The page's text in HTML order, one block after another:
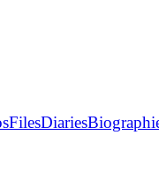
FilesDiaries